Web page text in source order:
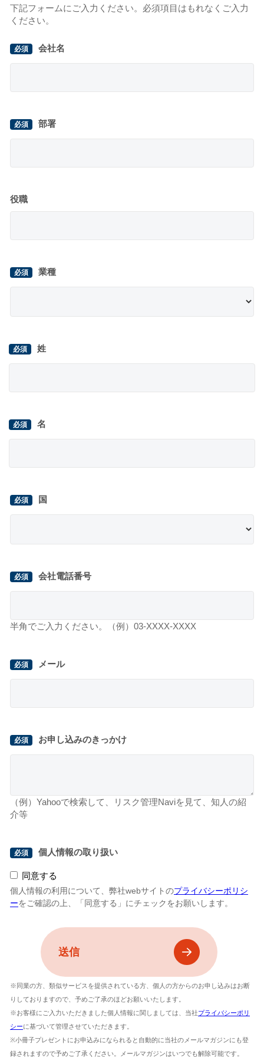
下記フォームにご入力ください。必須項目はもれなくご入力
ください。
会社名
部署
役職
業種
姓
名
国
会社電話番号
半角でご入力ください。（例）03-XXXX-XXXX
メール
お申し込みのきっかけ
（例）Yahooで検索して、リスク管理Naviを見て、知人の紹
介等
個人情報の取り扱い
同意する
個人情報の利用について、弊社webサイトのプライバシーポリシ
ーをご確認の上、「同意する」にチェックをお願いします。
※同業の方、類似サービスを提供されている方、個人の方からのお申し込みはお断
りしておりますので、予めご了承のほどお願いいたします。
※お客様にご入力いただきました個人情報に関しましては、当社プライバシーポリ
シーに基づいて管理させていただきます。
※小冊子プレゼントにお申込みになられると自動的に当社のメールマガジンにも登
録されますので予めご了承ください。メールマガジンはいつでも解除可能です。